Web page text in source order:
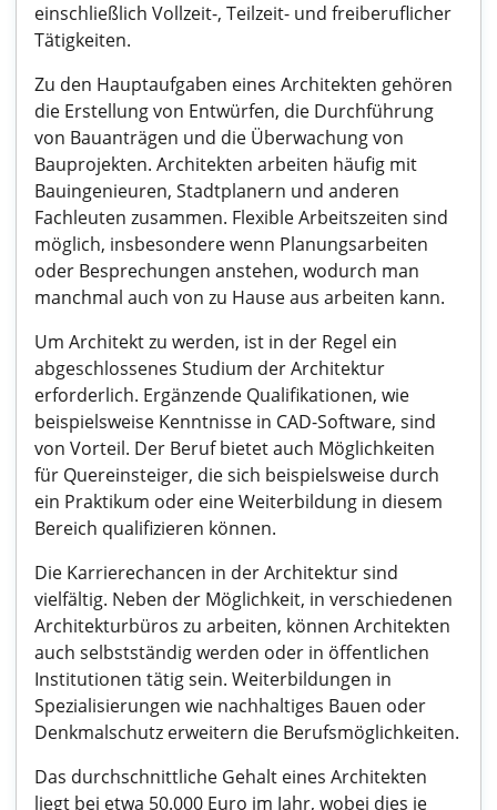
einschließlich Vollzeit-, Teilzeit- und freiberuflicher
Tätigkeiten.
Zu den Hauptaufgaben eines Architekten gehören
die Erstellung von Entwürfen, die Durchführung
von Bauanträgen und die Überwachung von
Bauprojekten. Architekten arbeiten häufig mit
Bauingenieuren, Stadtplanern und anderen
Fachleuten zusammen. Flexible Arbeitszeiten sind
möglich, insbesondere wenn Planungsarbeiten
oder Besprechungen anstehen, wodurch man
manchmal auch von zu Hause aus arbeiten kann.
Um Architekt zu werden, ist in der Regel ein
abgeschlossenes Studium der Architektur
erforderlich. Ergänzende Qualifikationen, wie
beispielsweise Kenntnisse in CAD-Software, sind
von Vorteil. Der Beruf bietet auch Möglichkeiten
für Quereinsteiger, die sich beispielsweise durch
ein Praktikum oder eine Weiterbildung in diesem
Bereich qualifizieren können.
Die Karrierechancen in der Architektur sind
vielfältig. Neben der Möglichkeit, in verschiedenen
Architekturbüros zu arbeiten, können Architekten
auch selbstständig werden oder in öffentlichen
Institutionen tätig sein. Weiterbildungen in
Spezialisierungen wie nachhaltiges Bauen oder
Denkmalschutz erweitern die Berufsmöglichkeiten.
Das durchschnittliche Gehalt eines Architekten
liegt bei etwa 50.000 Euro im Jahr, wobei dies je